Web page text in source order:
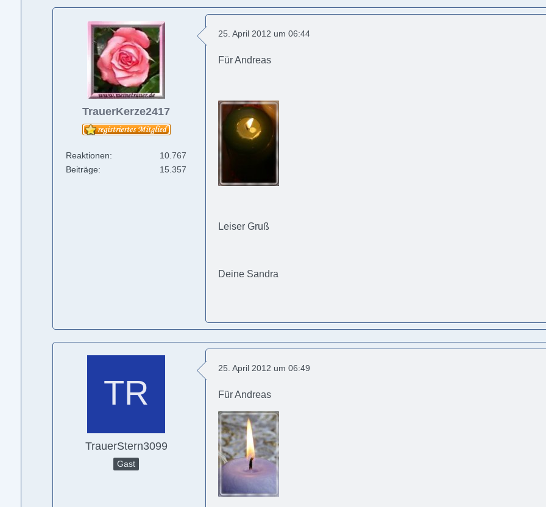
TrauerKerze2417
Reaktionen
10.767
Beiträge
15.357
25. April 2012 um 06:44
Für Andreas
Leiser Gruß
Deine Sandra
TrauerStern3099
Gast
25. April 2012 um 06:49
Für Andreas